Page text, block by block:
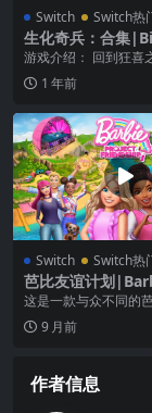
Switch Switch热
生化奇兵：合集
he Collection中文
游戏介绍： 回到狂喜
亚，以从未有过的
的画面体验...
1 年前
Switch Switch热
芭比友谊计划
t Friendship中文
这是一款与众不同的
可以跟朋友和家人共
事物，例如和芭比姐妹
9 月前
作者信息